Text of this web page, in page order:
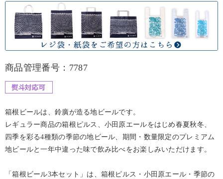
商品管理番号：7787
箱根ビールは、鈴廣が造る地ビールです。
レギュラー商品の箱根ピルス、小田原エールをはじめ春夏秋冬、
四季を彩る4種類の季節の地ビール、期間・数量限定のプレミアム
地ビールと一年中違った味で飲み比べをお楽しみいただけます。
「箱根ビール3本セット」は、箱根ピルス・小田原エール・季節の